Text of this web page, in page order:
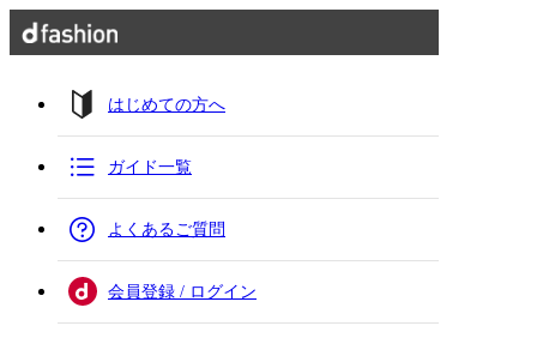
はじめての方へ
ガイド一覧
よくあるご質問
会員登録 / ログイン